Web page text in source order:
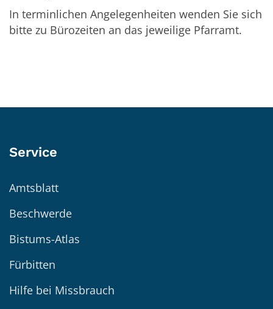
In terminlichen Angelegenheiten wenden Sie sich
bitte zu Bürozeiten an das jeweilige Pfarramt.
Service
Amtsblatt
Beschwerde
Bistums-Atlas
Fürbitten
Hilfe bei Missbrauch